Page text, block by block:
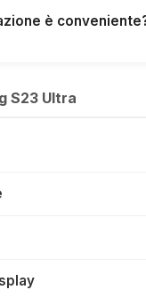
è
S23 Ultra